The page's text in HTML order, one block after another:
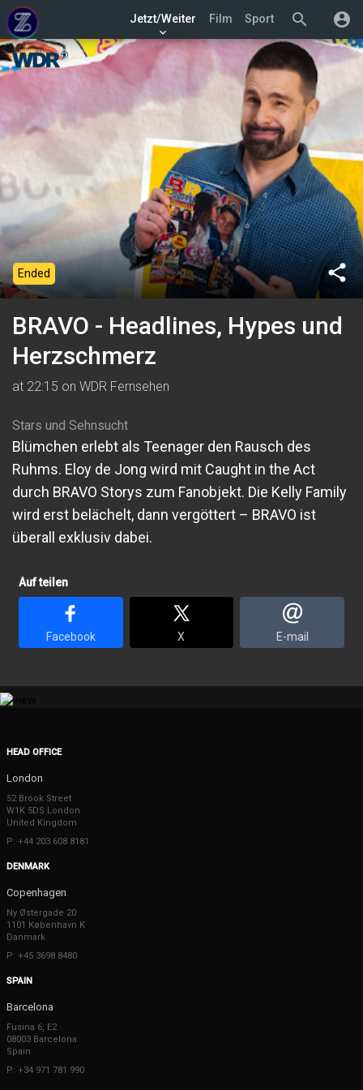
search account_circle
Jetzt/Weiter
keyboard_arrow_down
Film Sport
share
Ended
BRAVO - Headlines, Hypes und
Herzschmerz
at 22:15 on WDR Fernsehen
Stars und Sehnsucht
Blümchen erlebt als Teenager den Rausch des
Ruhms. Eloy de Jong wird mit Caught in the Act
durch BRAVO Storys zum Fanobjekt. Die Kelly Family
wird erst belächelt, dann vergöttert – BRAVO ist
überall exklusiv dabei.
Auf teilen
Facebook X E-mail
HEAD OFFICE
London
52 Brook Street
W1K 5DS London
United Kingdom
P: +44 203 608 8181
DENMARK
Copenhagen
Ny Østergade 20
1101 København K
Danmark
P: +45 3698 8480
SPAIN
Barcelona
Fusina 6, E2
08003 Barcelona
Spain
P: +34 971 781 990